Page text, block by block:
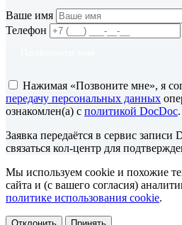
Ваше имя
Телефон
Нажимая «Позвоните мне», я
передачу персональных данных
ознакомлен(а) с политикой DocDoc.
Заявка передаётся в сервис
связаться кол-центр для
Мы используем cookie и похожие
сайта и (с вашего согласия)
политике использования cookie.